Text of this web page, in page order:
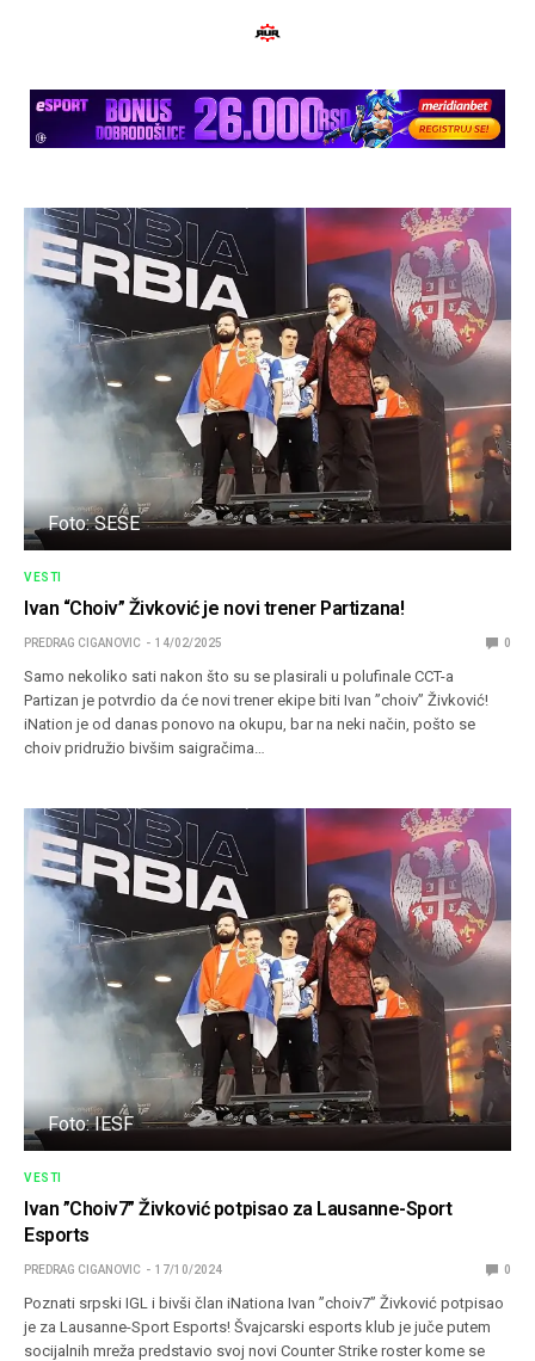
Foto: SESE
VESTI
Ivan “Choiv” Živković je novi trener Partizana!
PREDRAG CIGANOVIC 14/02/2025 0
Samo nekoliko sati nakon što su se plasirali u polufinale CCT-a
Partizan je potvrdio da će novi trener ekipe biti Ivan ”choiv” Živković!
iNation je od danas ponovo na okupu, bar na neki način, pošto se
choiv pridružio bivšim saigračima…
Foto: IESF
VESTI
Ivan ”Choiv7” Živković potpisao za Lausanne-Sport
Esports
PREDRAG CIGANOVIC 17/10/2024 0
Poznati srpski IGL i bivši član iNationa Ivan ”choiv7” Živković potpisao
je za Lausanne-Sport Esports! Švajcarski esports klub je juče putem
socijalnih mreža predstavio svoj novi Counter Strike roster kome se